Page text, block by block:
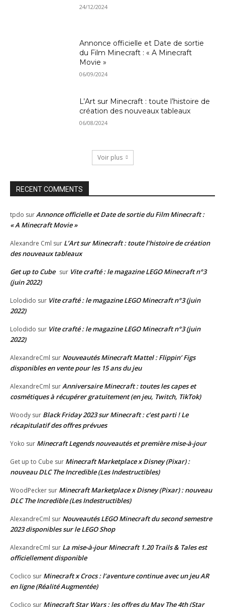
24/12/2024
Annonce officielle et Date de sortie
du Film Minecraft : « A Minecraft
Movie »
06/09/2024
L’Art sur Minecraft : toute l’histoire de
création des nouveaux tableaux
06/08/2024
Voir plus
RECENT COMMENTS
tpdo surAnnonce officielle et Date de sortie du Film Minecraft :
« A Minecraft Movie »
Alexandre Cml sur L’Art sur Minecraft : toute l’histoire de création
des nouveaux tableaux
Get up to Cube sur Vite crafté : le magazine LEGO Minecraft n°3
(juin 2022)
Lolodido sur Vite crafté : le magazine LEGO Minecraft n°3 (juin
2022)
Lolodido sur Vite crafté : le magazine LEGO Minecraft n°3 (juin
2022)
AlexandreCml sur Nouveautés Minecraft Mattel : Flippin’ Figs
disponibles en vente pour les 15 ans du jeu
AlexandreCml surAnniversaire Minecraft : toutes les capes et
cosmétiques à récupérer gratuitement (en jeu, Twitch, TikTok)
Woody sur Black Friday 2023 sur Minecraft : c’est parti ! Le
récapitulatif des offres prévues
Yoko sur Minecraft Legends nouveautés et première mise-à-jour
Get up to Cube sur Minecraft Marketplace x Disney (Pixar) :
nouveau DLC The Incredible (Les Indestructibles)
WoodPecker sur Minecraft Marketplace x Disney (Pixar) : nouveau
DLC The Incredible (Les Indestructibles)
AlexandreCml sur Nouveautés LEGO Minecraft du second semestre
2023 disponibles sur le LEGO Shop
AlexandreCml sur La mise-à-jour Minecraft 1.20 Trails & Tales est
officiellement disponible
Coclico sur Minecraft x Crocs : l’aventure continue avec un jeu AR
en ligne (Réalité Augmentée)
Coclico sur Minecraft Star Wars : les offres du May The 4th (Star